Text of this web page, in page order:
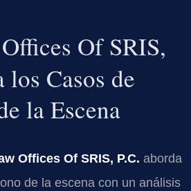
Of SRIS,
los Casos de
la Escena
Offices Of SRIS, P.C. aborda
de la escena con un análisis